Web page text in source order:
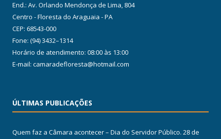
End.: Av. Orlando Mendonça de Lima, 804
Centro - Floresta do Araguaia - PA
CEP: 68543-000
Fone: (94) 3432–1314
Horário de atendimento: 08:00 às 13:00
E-mail: camaradefloresta@hotmail.com
ÚLTIMAS PUBLICAÇÕES
Quem faz a Câmara acontecer – Dia do Servidor Público. 28 de